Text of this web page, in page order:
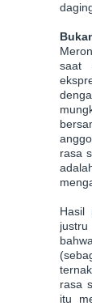
saat
rasa
Hasil
rasa
itu